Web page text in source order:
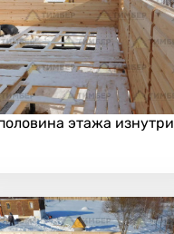
этажа изнутри